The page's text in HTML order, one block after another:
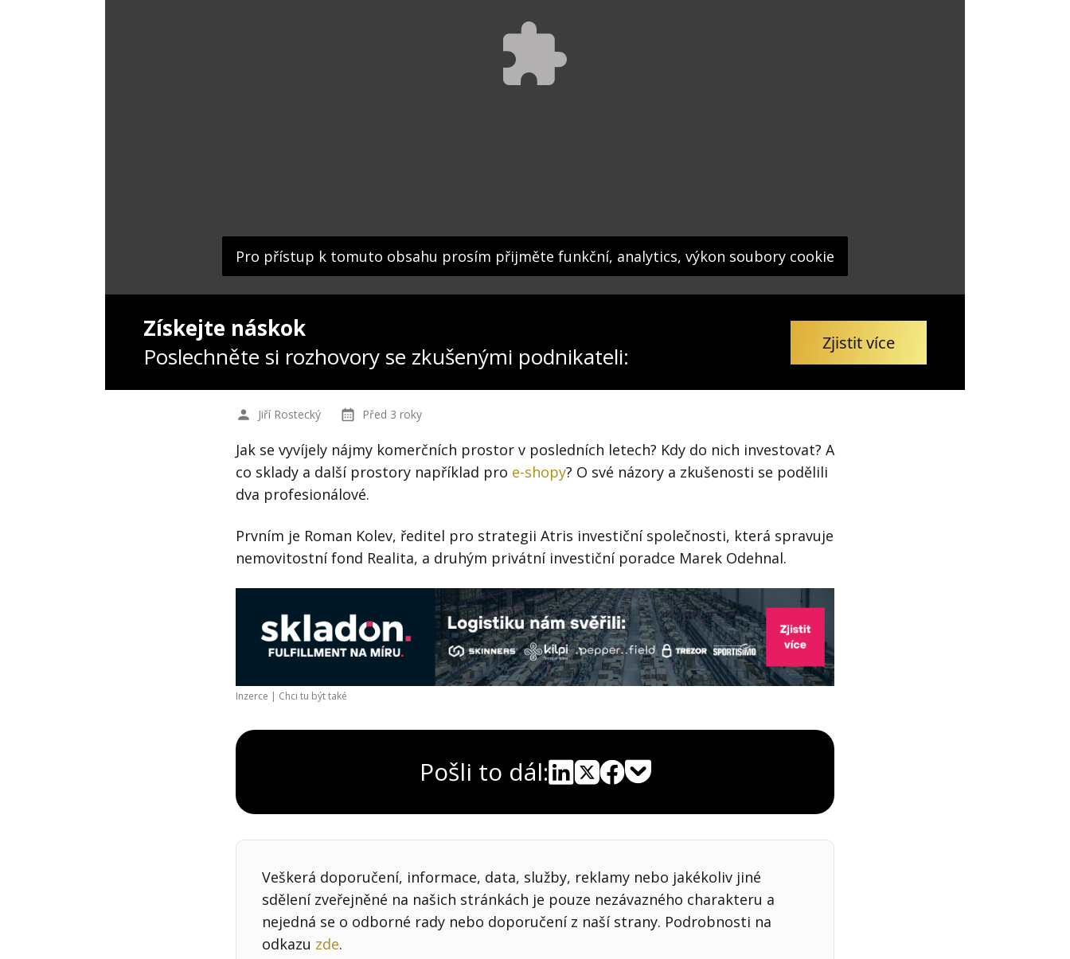
Pro přístup k tomuto obsahu prosím přijměte funkční, analytics, výkon soubory cookie
Získejte náskok
Poslechněte si rozhovory se zkušenými podnikateli:
Zjistit více
Jiří Rostecký Před 3 roky
Jak se vyvíjely nájmy komerčních prostor v posledních letech? Kdy do nich investovat? A
co sklady a další prostory například pro e-shopy? O své názory a zkušenosti se podělili
dva profesionálové.
Prvním je Roman Kolev, ředitel pro strategii Atris investiční společnosti, která spravuje
nemovitostní fond Realita, a druhým privátní investiční poradce Marek Odehnal.
Inzerce | Chci tu být také
Pošli to dál:
Veškerá doporučení, informace, data, služby, reklamy nebo jakékoliv jiné
sdělení zveřejněné na našich stránkách je pouze nezávazného charakteru a
nejedná se o odborné rady nebo doporučení z naší strany. Podrobnosti na
odkazu zde.